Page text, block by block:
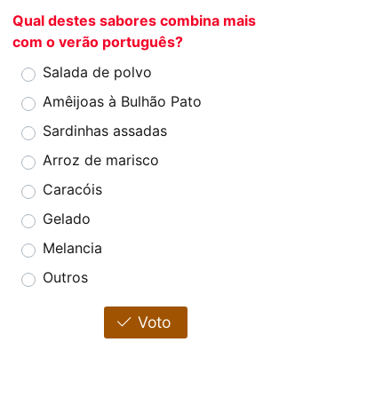
Qual destes sabores combina mais
com o verão português?
Salada de polvo
Amêijoas à Bulhão Pato
Sardinhas assadas
Arroz de marisco
Caracóis
Gelado
Melancia
Outros
Voto